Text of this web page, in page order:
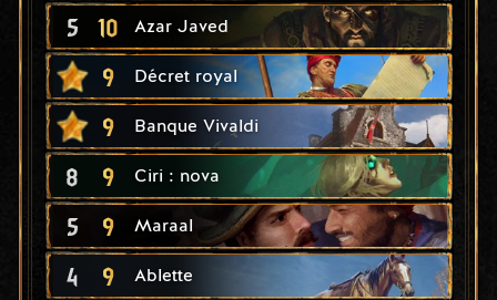
5 10 Azar Javed
9 Décret royal
9 Banque Vivaldi
8 9 Ciri : nova
5 9 Maraal
4 9 Ablette